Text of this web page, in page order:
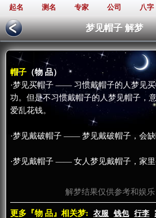
起名 测名 专家 公司 八字
梦见帽子 解梦
帽子 （物 品）
·梦见买帽子 —— 习惯戴帽子的人梦见
功。但是不习惯戴帽子的人梦见帽子，
爱乱花钱。
·梦见戴破帽子 —— 梦见戴破帽子，会缺
·梦见戴帽子 —— 女人梦见戴帽子，家里
解梦结果仅供参考和娱乐
更多『物 品』相关梦: 衣服 钱包 行李